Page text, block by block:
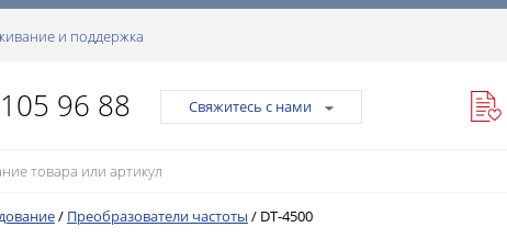
и поддержка
96 88 Свяжитесь с нами
/ Преобразователи частоты / DT-4500